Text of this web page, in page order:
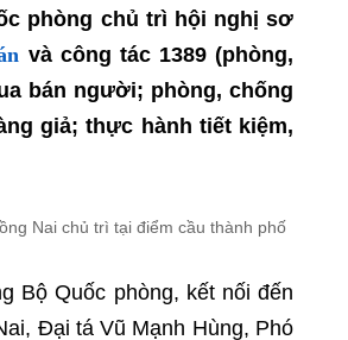
phòng chủ trì hội nghị sơ
và công tác 1389 (phòng,
bán người; phòng, chống
giả; thực hành tiết kiệm,
Nai chủ trì tại điểm cầu thành phố
Bộ Quốc phòng, kết nối đến
Đại tá Vũ Mạnh Hùng, Phó